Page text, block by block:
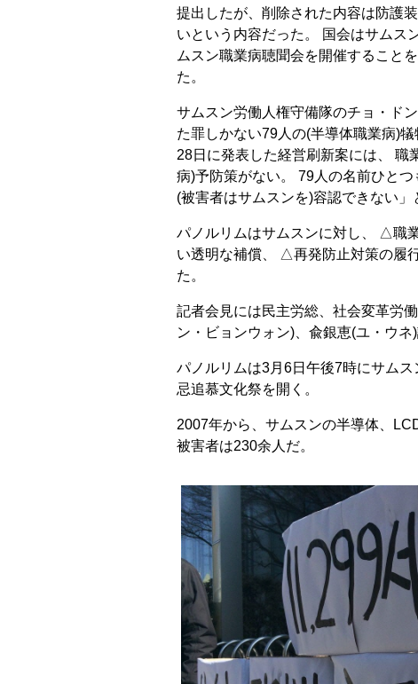
提出したが、削除された内容は防護
いという内容だった。 国会はサムス
ムスン職業病聴聞会を開催すること
た。
サムスン労働人権守備隊のチョ・ド
た罪しかない79人の(半導体職業病)
28日に発表した経営刷新案には、 職
病)予防策がない。 79人の名前ひと
(被害者はサムスンを)容認できない」
パノルリムはサムスンに対し、 △職
い透明な補償、 △再発防止対策の履
た。
記者会見には民主労総、社会変革労
ン・ビョンウォン)、兪銀恵(ユ・ウネ
パノルリムは3月6日午後7時にサム
忌追慕文化祭を開く。
2007年から、サムスンの半導体、
被害者は230余人だ。